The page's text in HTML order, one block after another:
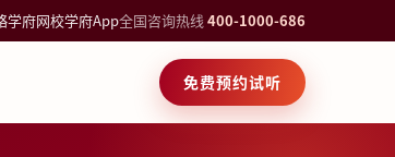
学府网校学府App全国咨询热线400-1000-686
免费预约试听